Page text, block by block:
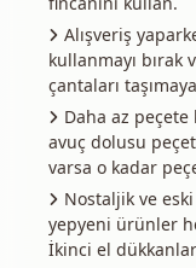
Alışveriş
kullanmayı bırak
çantaları
Daha az
avuç dolusu
varsa o kadar
Nostaljik ve
yepyeni ürünler
İkinci el